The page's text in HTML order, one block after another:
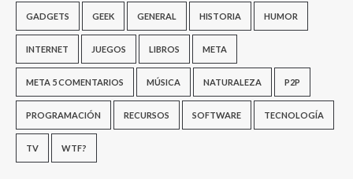
GADGETS GEEK GENERAL HISTORIA HUMOR
INTERNET JUEGOS LIBROS META
META 5 COMENTARIOS MÚSICA NATURALEZA P2P
PROGRAMACIÓN RECURSOS SOFTWARE TECNOLOGÍA
TV WTF?